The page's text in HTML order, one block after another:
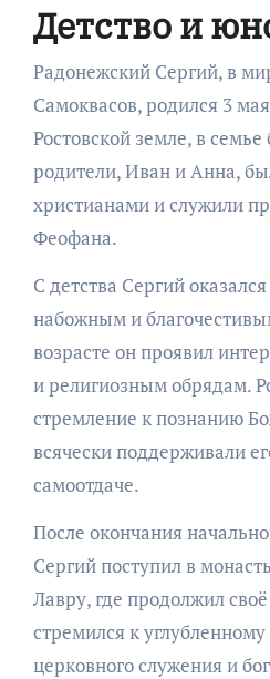
Детство и
Радонежский Сергий, в
Самоквасов, родился 3
Ростовской земле, в семье
родители, Иван и Анна,
христианами и служили
Феофана.
С детства Сергий
набожным и
возрасте он проявил
и религиозным обрядам.
стремление к познанию
всячески поддерживали
самоотдаче.
После окончания
Сергий поступил в
Лавру, где продолжил
стремился к
церковного служения и